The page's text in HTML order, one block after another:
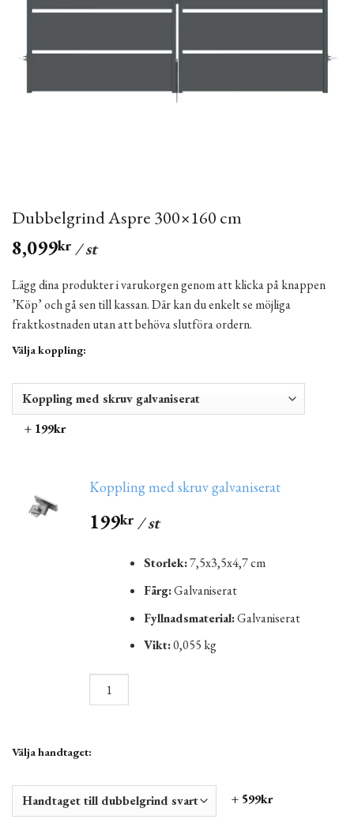
Dubbelgrind Aspre 300×160 cm
8,099kr / st
Lägg dina produkter i varukorgen genom att klicka på knappen
’Köp’ och gå sen till kassan. Där kan du enkelt se möjliga
fraktkostnaden utan att behöva slutföra ordern.
Välja koppling:
+ 199kr
Koppling med skruv galvaniserat
199kr / st
Storlek:7,5x3,5x4,7 cm
Färg:Galvaniserat
Fyllnadsmaterial:Galvaniserat
Vikt:0,055 kg
Välja handtaget:
+ 599kr